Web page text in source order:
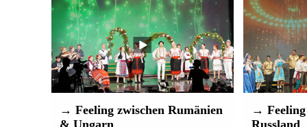
→ Feeling zwischen Rumänien
& Ungarn
→
Russland